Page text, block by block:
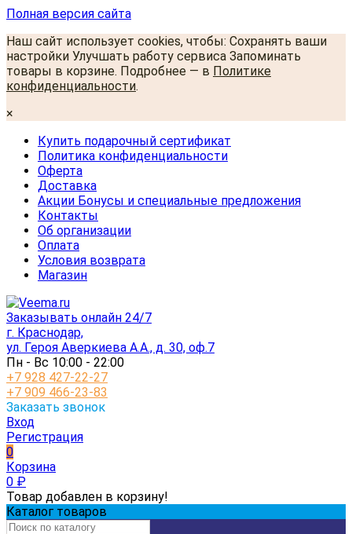
Полная версия сайта
Наш сайт использует cookies, чтобы: Сохранять ваши
настройки Улучшать работу сервиса Запоминать
товары в корзине. Подробнее — в Политике
конфиденциальности.
×
Купить подарочный сертификат
Политика конфиденциальности
Оферта
Доставка
Акции Бонусы и специальные предложения
Контакты
Об организации
Оплата
Условия возврата
Магазин
Заказывать онлайн 24/7
г. Краснодар,
ул. Героя Аверкиева А.А., д. 30, оф.7
Пн - Вс 10:00 - 22:00
+7 928 427-22-27
+7 909 466-23-83
Заказать звонок
Вход
Регистрация
0
Корзина
0 ₽
Товар добавлен в корзину!
Каталог товаров